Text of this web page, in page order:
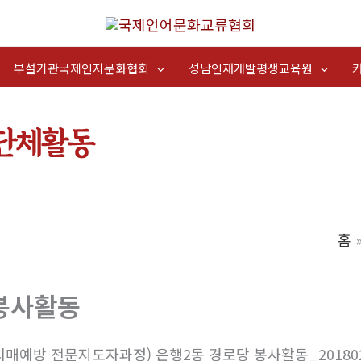
부설기관국제인지문화협회 성남인재개발평생교육원
홈
사활동
매예방 전문지도자과정) 은행2동 경로당 봉사활동